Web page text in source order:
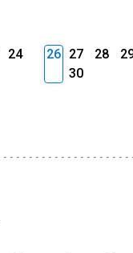
24
26 27 28
30